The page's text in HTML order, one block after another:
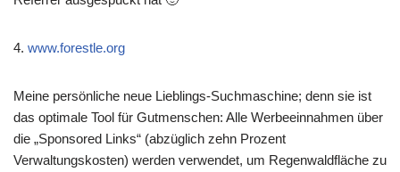
4. www.forestle.org
Meine persönliche neue Lieblings-Suchmaschine; denn sie ist
das optimale Tool für Gutmenschen: Alle Werbeeinnahmen über
die „Sponsored Links“ (abzüglich zehn Prozent
Verwaltungskosten) werden verwendet, um Regenwaldfläche zu